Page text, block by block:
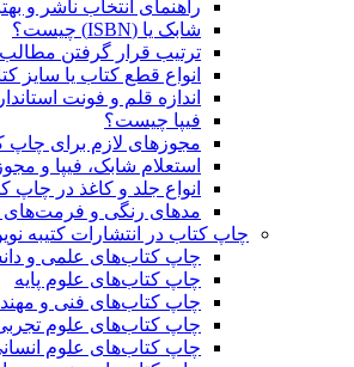
راهنمای انتخاب ناشر و
شابک یا (ISBN) چیست؟
ترتیب قرار گرفتن
انواع قطع کتاب یا سایز
اندازه قلم و فونت
فیپا چیست؟
مجوزهای لازم برای چاپ
استعلام شابک، فیپا و
انواع جلد و کاغذ در چاپ
مدهای رنگی و فرمت‌های
چاپ کتاب در انتشارات کتیبه
چاپ کتاب‌های علمی و
چاپ کتاب‌های علوم پایه
چاپ کتاب‌های فنی و
چاپ کتاب‌های علوم
چاپ کتاب‌های علوم